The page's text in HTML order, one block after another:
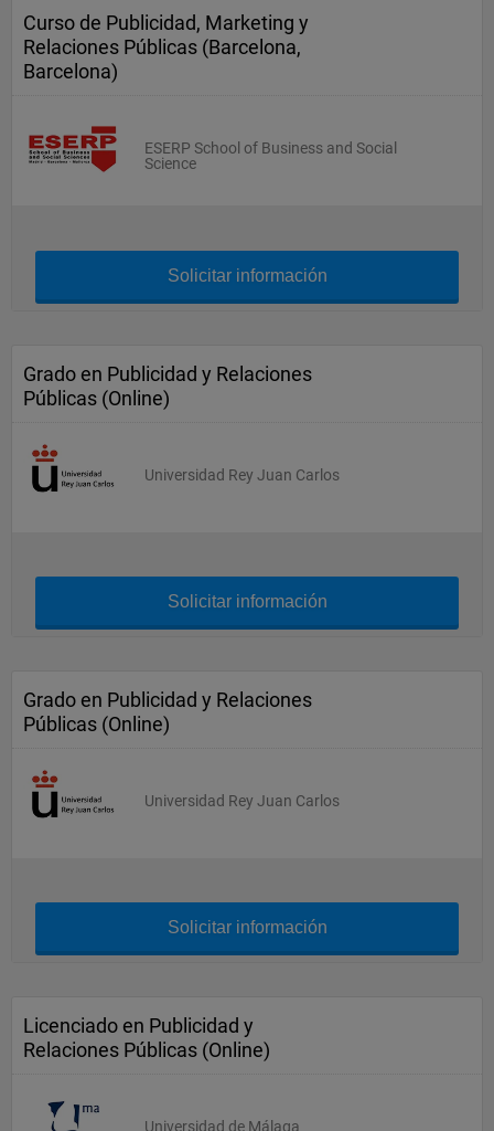
Curso de Publicidad, Marketing y
Relaciones Públicas (Barcelona,
Barcelona)
ESERP School of Business and Social
Science
Solicitar información
Grado en Publicidad y Relaciones
Públicas (Online)
Universidad Rey Juan Carlos
Solicitar información
Grado en Publicidad y Relaciones
Públicas (Online)
Universidad Rey Juan Carlos
Solicitar información
Licenciado en Publicidad y
Relaciones Públicas (Online)
Universidad de Málaga